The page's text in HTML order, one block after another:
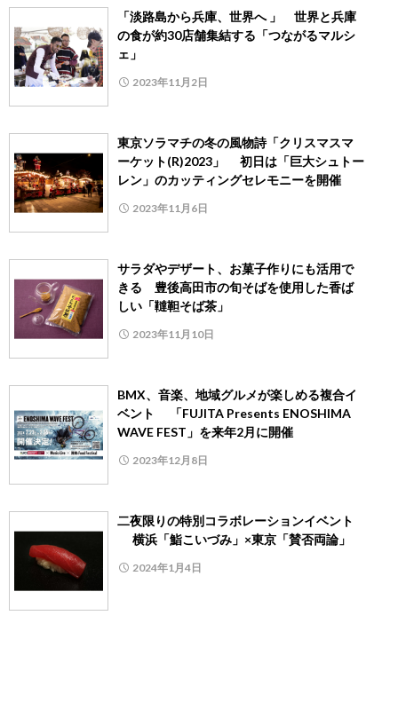
「淡路島から兵庫、世界へ 」 世界と兵庫
の食が約30店舗集結する「つながるマルシ
ェ」
2023年11月2日
東京ソラマチの冬の風物詩「クリスマスマ
ーケット(R)2023」 初日は「巨大シュトー
レン」のカッティングセレモニーを開催
2023年11月6日
サラダやデザート、お菓子作りにも活用で
きる 豊後高田市の旬そばを使用した香ば
しい「韃靼そば茶」
2023年11月10日
BMX、音楽、地域グルメが楽しめる複合イ
ベント 「FUJITA Presents ENOSHIMA
WAVE FEST」を来年2月に開催
2023年12月8日
二夜限りの特別コラボレーションイベント
横浜「鮨こいづみ」×東京「賛否両論」
2024年1月4日